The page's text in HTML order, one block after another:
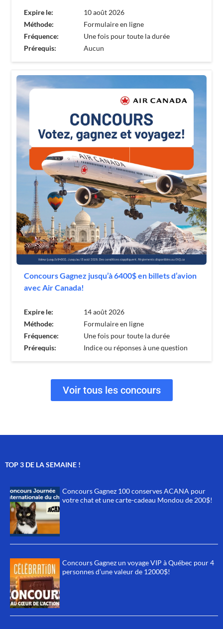
Expire le:
10 août 2026
Méthode:
Formulaire en ligne
Fréquence:
Une fois pour toute la durée
Prérequis:
Aucun
Concours Gagnez jusqu’à 6400$ en billets d’avion
avec Air Canada!
Expire le:
14 août 2026
Méthode:
Formulaire en ligne
Fréquence:
Une fois pour toute la durée
Prérequis:
Indice ou réponses à une question
Voir tous les concours
TOP 3 DE LA SEMAINE !
Concours Gagnez 100 conserves ACANA pour
votre chat et une carte-cadeau Mondou de 200$!
Concours Gagnez un voyage VIP à Québec pour 4
personnes d’une valeur de 12000$!